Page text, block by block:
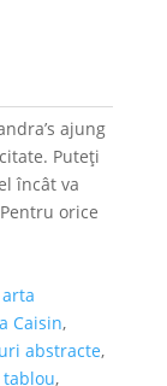
ajung
Puteți
încât va
orice
arta
Caisin,
abstracte,
tablou,